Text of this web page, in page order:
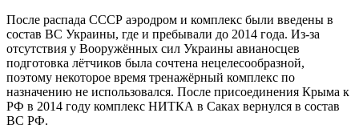
После распада СССР аэродром и комплекс были введены в
состав ВС Украины, где и пребывали до 2014 года. Из-за
отсутствия у Вооружённых сил Украины авианосцев
подготовка лётчиков была сочтена нецелесообразной,
поэтому некоторое время тренажёрный комплекс по
назначению не использовался. После присоединения Крыма к
РФ в 2014 году комплекс НИТКА в Саках вернулся в состав
ВС РФ.